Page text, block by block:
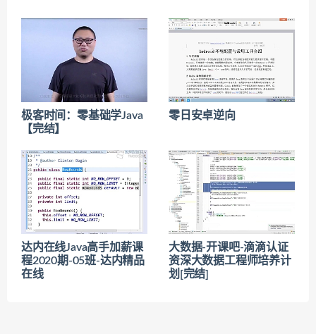
极客时间：零基础学Java
【完结】
零日安卓逆向
达内在线Java高手加薪课
程2020期-05班-达内精品
在线
大数据-开课吧-滴滴认证
资深大数据工程师培养计
划[完结]